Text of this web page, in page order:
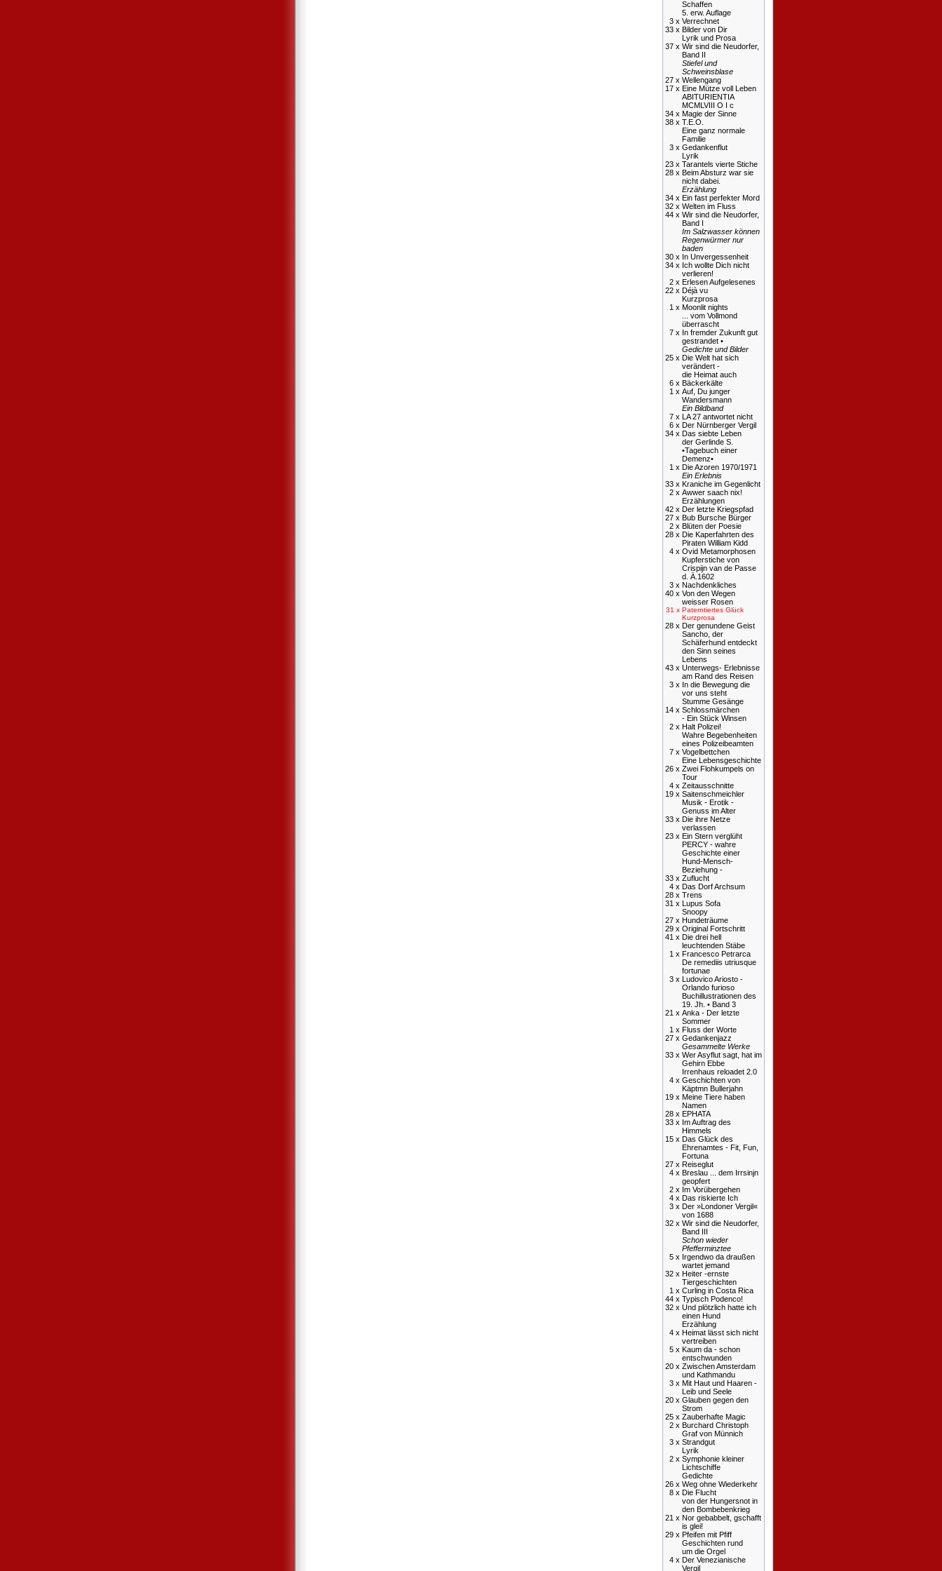
Schaffen
5. erw. Auflage
3 x Verrechnet
33 x Bilder von Dir
Lyrik und Prosa
37 x Wir sind die Neudorfer,
Band II
Stiefel und
Schweinsblase
27 x Wellengang
17 x Eine Mütze voll Leben
ABITURIENTIA
MCMLVIII O I c
34 x Magie der Sinne
38 x T.E.O.
Eine ganz normale
Familie
3 x Gedankenflut
Lyrik
23 x Tarantels vierte Stiche
28 x Beim Absturz war sie
nicht dabei.
Erzählung
34 x Ein fast perfekter Mord
32 x Welten im Fluss
44 x Wir sind die Neudorfer,
Band I
Im Salzwasser können
Regenwürmer nur
baden
30 x In Unvergessenheit
34 x Ich wollte Dich nicht
verlieren!
2 x Erlesen Aufgelesenes
22 x Déjà vu
Kurzprosa
1 x Moonlit nights
... vom Vollmond
überrascht
7 x In fremder Zukunft gut
gestrandet •
Gedichte und Bilder
25 x Die Welt hat sich
verändert -
die Heimat auch
6 x Bäckerkälte
1 x Auf, Du junger
Wandersmann
Ein Bildband
7 x LA 27 antwortet nicht
6 x Der Nürnberger Vergil
34 x Das siebte Leben
der Gerlinde S.
•Tagebuch einer
Demenz•
1 x Die Azoren 1970/1971
Ein Erlebnis
33 x Kraniche im Gegenlicht
2 x Awwer saach nix!
Erzählungen
42 x Der letzte Kriegspfad
27 x Bub Bursche Bürger
2 x Blüten der Poesie
28 x Die Kaperfahrten des
Piraten William Kidd
4 x Ovid Metamorphosen
Kupferstiche von
Crispijn van de Passe
d. Ä.1602
3 x Nachdenkliches
40 x Von den Wegen
weisser Rosen
31 x Paterntiertes Glück
Kurzprosa
28 x Der genundene Geist
Sancho, der
Schäferhund entdeckt
den Sinn seines
Lebens
43 x Unterwegs- Erlebnisse
am Rand des Reisen
3 x In die Bewegung die
vor uns steht
Stumme Gesänge
14 x Schlossmärchen
- Ein Stück Winsen
2 x Halt Polizei!
Wahre Begebenheiten
eines Polizeibeamten
7 x Vogelbettchen
Eine Lebensgeschichte
26 x Zwei Flohkumpels on
Tour
4 x Zeitausschnitte
19 x Saitenschmeichler
Musik - Erotik -
Genuss im Alter
33 x Die ihre Netze
verlassen
23 x Ein Stern verglüht
PERCY - wahre
Geschichte einer
Hund-Mensch-
Beziehung -
33 x Zuflucht
4 x Das Dorf Archsum
28 x Trens
31 x Lupus Sofa
Snoopy
27 x Hundeträume
29 x Original Fortschritt
41 x Die drei hell
leuchtenden Stäbe
1 x Francesco Petrarca
De remediis utriusque
fortunae
3 x Ludovico Ariosto -
Orlando furioso
Buchillustrationen des
19. Jh. • Band 3
21 x Anka - Der letzte
Sommer
1 x Fluss der Worte
27 x Gedankenjazz
Gesammelte Werke
33 x Wer Asyflut sagt, hat im
Gehirn Ebbe
Irrenhaus reloadet 2.0
4 x Geschichten von
Käptmn Bullerjahn
19 x Meine Tiere haben
Namen
28 x EPHATA
33 x Im Auftrag des
Himmels
15 x Das Glück des
Ehrenamtes - Fit, Fun,
Fortuna
27 x Reiseglut
4 x Breslau ... dem Irrsinjn
geopfert
2 x Im Vorübergehen
4 x Das riskierte Ich
3 x Der »Londoner Vergil«
von 1688
32 x Wir sind die Neudorfer,
Band III
Schon wieder
Pfefferminztee
5 x Irgendwo da draußen
wartet jemand
32 x Heiter -ernste
Tiergeschichten
1 x Curling in Costa Rica
44 x Typisch Podenco!
32 x Und plötzlich hatte ich
einen Hund
Erzählung
4 x Heimat lässt sich nicht
vertreiben
5 x Kaum da - schon
entschwunden
20 x Zwischen Amsterdam
und Kathmandu
3 x Mit Haut und Haaren -
Leib und Seele
20 x Glauben gegen den
Strom
25 x Zauberhafte Magic
2 x Burchard Christoph
Graf von Münnich
3 x Strandgut
Lyrik
2 x Symphonie kleiner
Lichtschiffe
Gedichte
26 x Weg ohne Wiederkehr
8 x Die Flucht
von der Hungersnot in
den Bombebenkrieg
21 x Nor gebabbelt, gschafft
is glei!
29 x Pfeifen mit Pfiff
Geschichten rund
um die Orgel
4 x Der Venezianische
Vergil